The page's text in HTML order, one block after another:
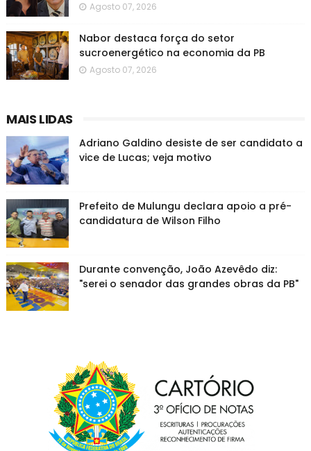
Agosto 07, 2026
Nabor destaca força do setor
sucroenergético na economia da PB
Agosto 07, 2026
MAIS LIDAS
Adriano Galdino desiste de ser candidato a
vice de Lucas; veja motivo
Prefeito de Mulungu declara apoio a pré-
candidatura de Wilson Filho
Durante convenção, João Azevêdo diz:
"serei o senador das grandes obras da PB"